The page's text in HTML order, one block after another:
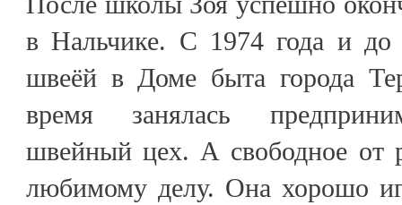
в Нальчике. С 1974 года и до
швеёй в Доме быта города
время занялась
швейный цех. А свободное от
любимому делу. Она хорошо